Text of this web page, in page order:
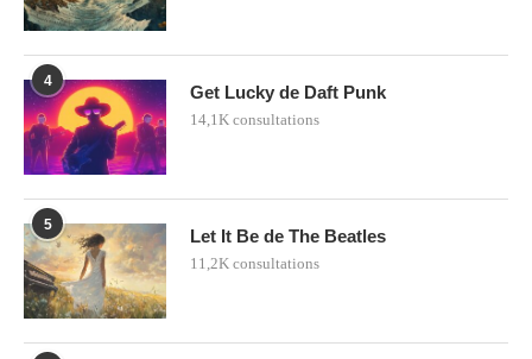
4
Get Lucky de Daft Punk
14,1K consultations
5
Let It Be de The Beatles
11,2K consultations